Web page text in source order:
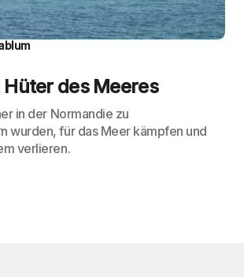
Hüter des Meeres
in der Normandie zu
wurden, für das Meer kämpfen und
verlieren.